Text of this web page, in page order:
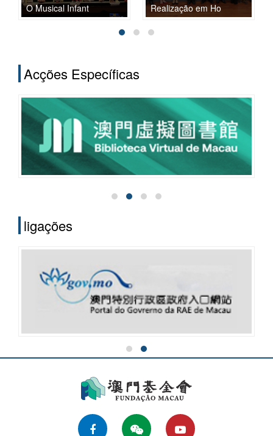
O Musical Infant Realização em Ho
Acções Específicas
ligações